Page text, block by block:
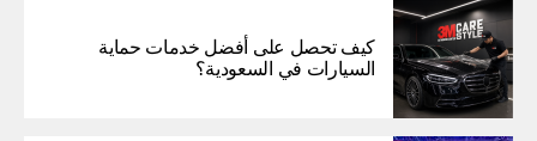
كيف تحصل على أفضل خدمات حماية
السيارات في السعودية؟